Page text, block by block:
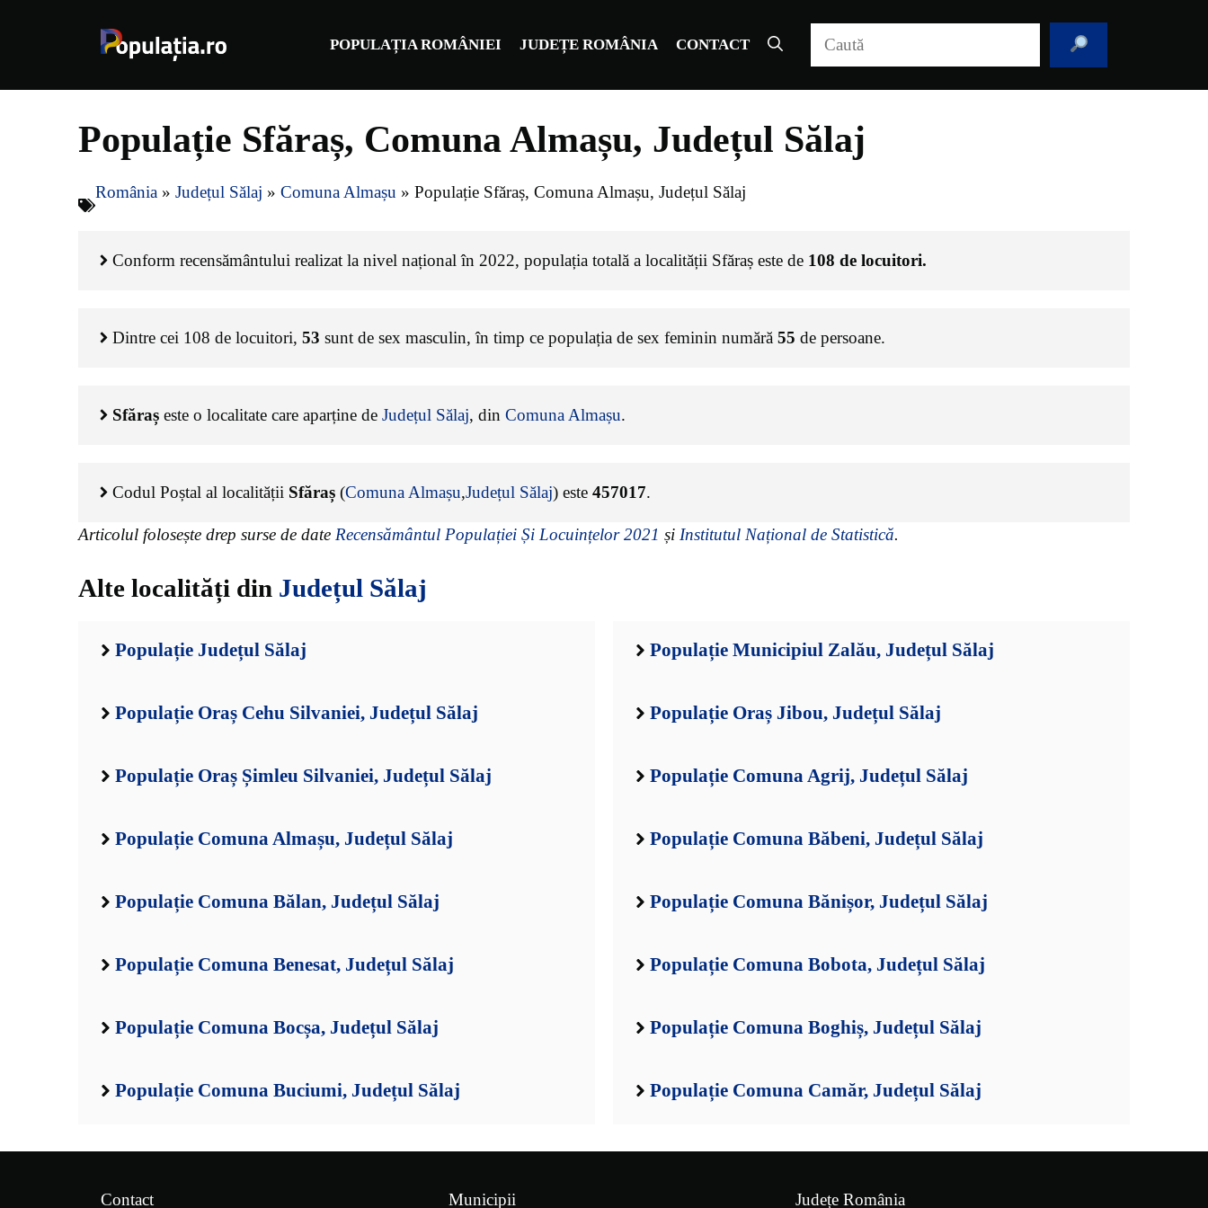
POPULAȚIA ROMÂNIEI JUDEȚE ROMÂNIA CONTACT
Populație Sfăraș, Comuna Almașu, Județul Sălaj
România » Județul Sălaj » Comuna Almașu » Populație Sfăraș, Comuna Almașu, Județul Sălaj
Conform recensământului realizat la nivel național în 2022, populația totală a localității Sfăraș este de 108 de locuitori.
Dintre cei 108 de locuitori, 53 sunt de sex masculin, în timp ce populația de sex feminin numără 55 de persoane.
Sfăraș este o localitate care aparține de Județul Sălaj, din Comuna Almașu.
Codul Poștal al localității Sfăraș (Comuna Almașu,Județul Sălaj) este 457017.
Articolul folosește drep surse de date Recensământul Populației Și Locuințelor 2021 și Institutul Național de Statistică.
Alte localități din Județul Sălaj
Populație Județul Sălaj Populație Municipiul Zalău, Județul Sălaj
Populație Oraș Cehu Silvaniei, Județul Sălaj Populație Oraș Jibou, Județul Sălaj
Populație Oraș Șimleu Silvaniei, Județul Sălaj Populație Comuna Agrij, Județul Sălaj
Populație Comuna Almașu, Județul Sălaj Populație Comuna Băbeni, Județul Sălaj
Populație Comuna Bălan, Județul Sălaj Populație Comuna Bănișor, Județul Sălaj
Populație Comuna Benesat, Județul Sălaj Populație Comuna Bobota, Județul Sălaj
Populație Comuna Bocșa, Județul Sălaj Populație Comuna Boghiș, Județul Sălaj
Populație Comuna Buciumi, Județul Sălaj Populație Comuna Camăr, Județul Sălaj
Contact Municipii Județe România